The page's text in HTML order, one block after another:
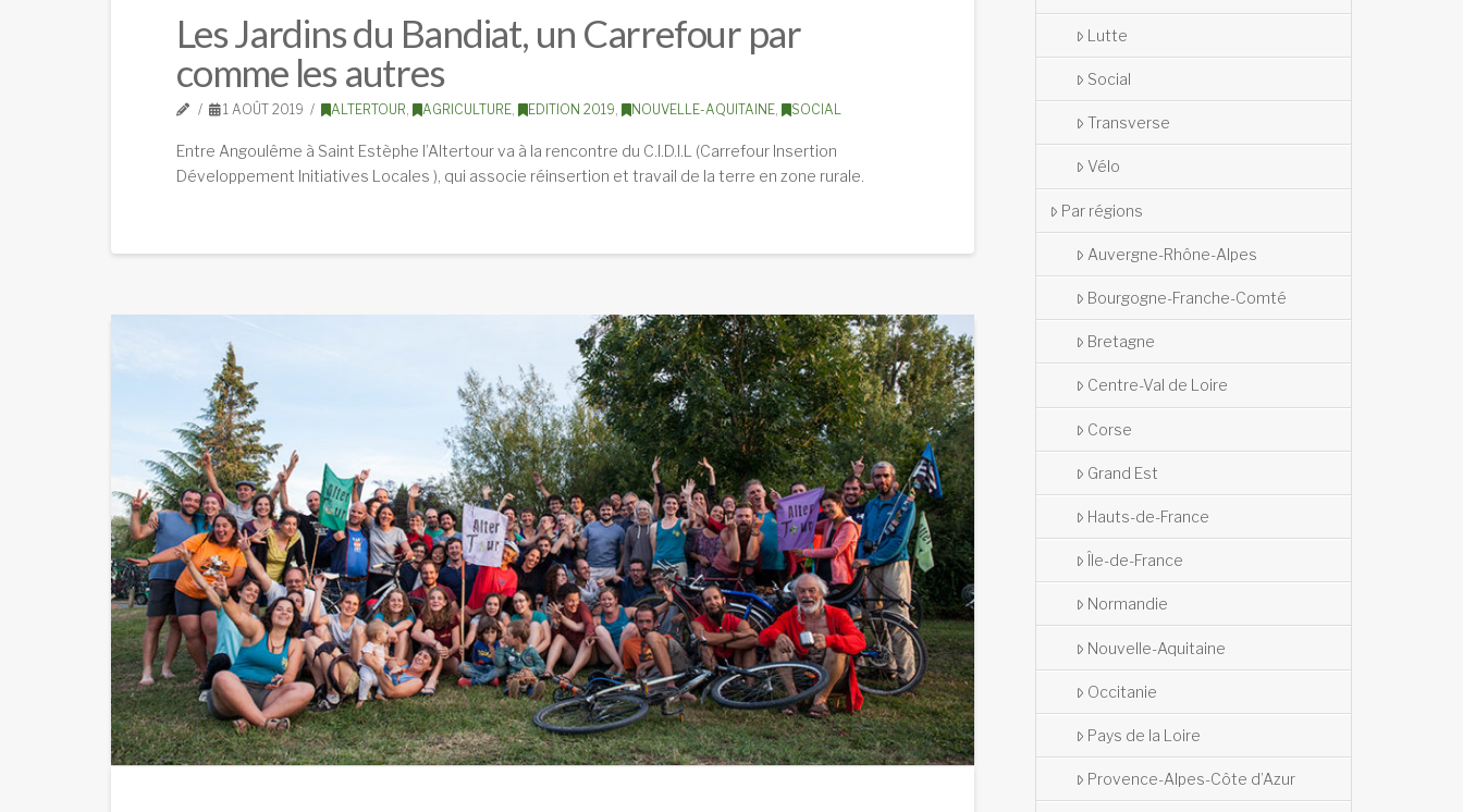
Les Jardins du Bandiat, un Carrefour par
comme les autres
1 AOÛT 2019 ALTERTOUR AGRICULTURE, EDITION 2019 NOUVELLE-AQUITAINE, SOCIAL
Entre Angoulême à Saint Estèphe l’Altertour va à la rencontre du C.I.D.I.L (Carrefour Insertion
Développement Initiatives Locales ), qui associe réinsertion et travail de la terre en zone rurale.
Lutte
Social
Transverse
Vélo
Par régions
Auvergne-Rhône-Alpes
Bourgogne-Franche-Comté
Bretagne
Centre-Val de Loire
Corse
Grand Est
Hauts-de-France
Île-de-France
Normandie
Nouvelle-Aquitaine
Occitanie
Pays de la Loire
Provence-Alpes-Côte d’Azur